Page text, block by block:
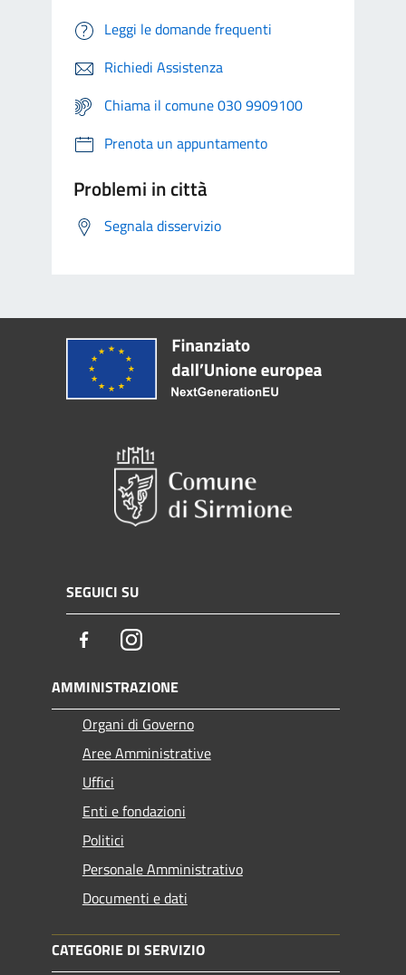
Leggi le domande frequenti
Richiedi Assistenza
Chiama il comune 030 9909100
Prenota un appuntamento
Problemi in città
Segnala disservizio
SEGUICI SU
FacebookInstagram
AMMINISTRAZIONE
Organi di Governo
Aree Amministrative
Uffici
Enti e fondazioni
Politici
Personale Amministrativo
Documenti e dati
CATEGORIE DI SERVIZIO